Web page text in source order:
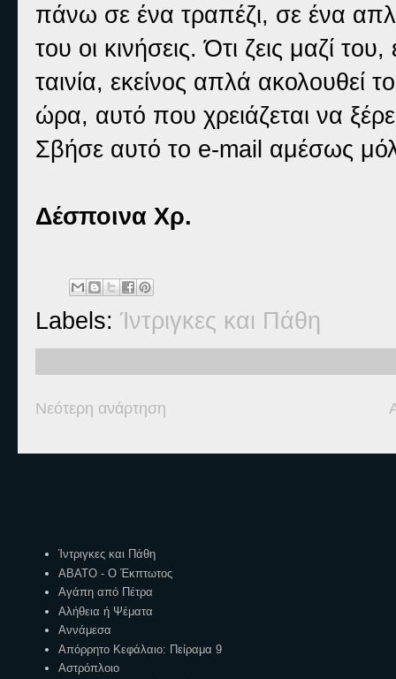
πάνω σε ένα τραπέζι, σε ένα
του οι κινήσεις. Ότι ζεις μαζί
ταινία, εκείνος απλά ακολουθεί
ώρα, αυτό που χρειάζεται να
Σβήσε αυτό το e-mail αμέσως
Δέσποινα Χρ.
Labels: Ίντριγκες και Πάθη
Νεότερη ανάρτηση
Ίντριγκες και Πάθη
ΑΒΑΤΟ - Ο Έκπτωτος
Αγάπη από Πέτρα
Αλήθεια ή Ψέματα
Αννάμεσα
Απόρρητο Κεφάλαιο: Πείραμα 9
Αστρόπλοιο